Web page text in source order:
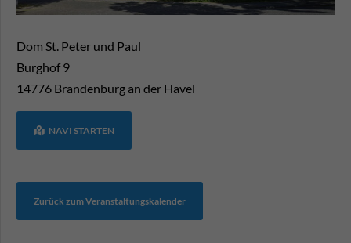
Dom St. Peter und Paul
Burghof 9
14776 Brandenburg an der Havel
NAVI STARTEN
Zurück zum Veranstaltungskalender